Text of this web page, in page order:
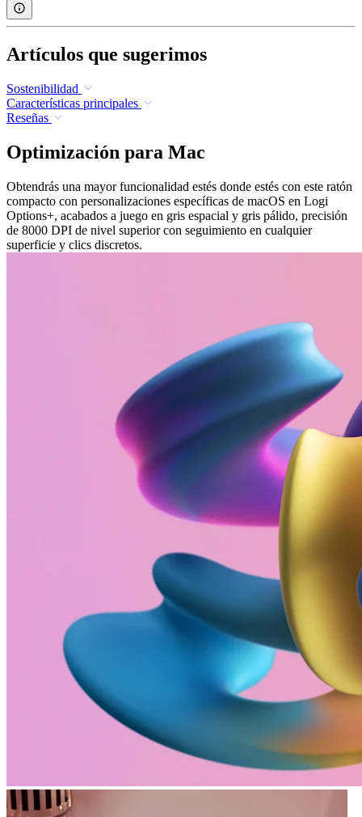
Artículos que sugerimos
Sostenibilidad
Características principales
Reseñas
Optimización para Mac
Obtendrás una mayor funcionalidad estés donde estés con este ratón
compacto con personalizaciones específicas de macOS en Logi
Options+, acabados a juego en gris espacial y gris pálido, precisión
de 8000 DPI de nivel superior con seguimiento en cualquier
superficie y clics discretos.